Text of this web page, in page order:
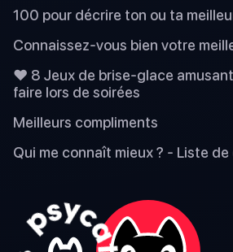
100 pour décrire ton ou ta
Connaissez-vous bien votre
❤️ 8 Jeux de brise-glace
faire lors de soirées
Meilleurs compliments
Qui me connaît mieux ? - Liste